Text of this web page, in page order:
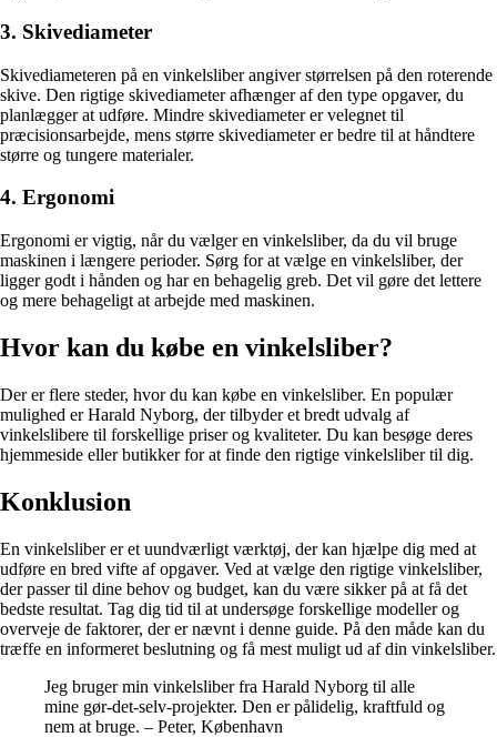
3. Skivediameter
Skivediameteren på en vinkelsliber angiver størrelsen på den roterende
skive. Den rigtige skivediameter afhænger af den type opgaver, du
planlægger at udføre. Mindre skivediameter er velegnet til
præcisionsarbejde, mens større skivediameter er bedre til at håndtere
større og tungere materialer.
4. Ergonomi
Ergonomi er vigtig, når du vælger en vinkelsliber, da du vil bruge
maskinen i længere perioder. Sørg for at vælge en vinkelsliber, der
ligger godt i hånden og har en behagelig greb. Det vil gøre det lettere
og mere behageligt at arbejde med maskinen.
Hvor kan du købe en vinkelsliber?
Der er flere steder, hvor du kan købe en vinkelsliber. En populær
mulighed er Harald Nyborg, der tilbyder et bredt udvalg af
vinkelslibere til forskellige priser og kvaliteter. Du kan besøge deres
hjemmeside eller butikker for at finde den rigtige vinkelsliber til dig.
Konklusion
En vinkelsliber er et uundværligt værktøj, der kan hjælpe dig med at
udføre en bred vifte af opgaver. Ved at vælge den rigtige vinkelsliber,
der passer til dine behov og budget, kan du være sikker på at få det
bedste resultat. Tag dig tid til at undersøge forskellige modeller og
overveje de faktorer, der er nævnt i denne guide. På den måde kan du
træffe en informeret beslutning og få mest muligt ud af din vinkelsliber.
Jeg bruger min vinkelsliber fra Harald Nyborg til alle
mine gør-det-selv-projekter. Den er pålidelig, kraftfuld og
nem at bruge. – Peter, København